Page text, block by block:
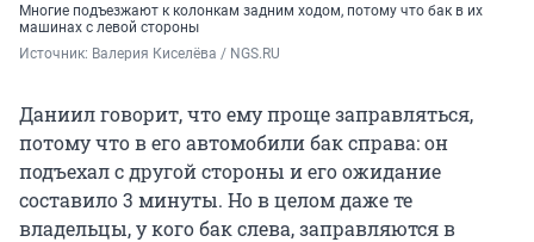
Многие подъезжают к колонкам задним ходом, потому что бак в их
машинах с левой стороны
Источник: Валерия Киселёва / NGS.RU
Даниил говорит, что ему проще заправляться,
потому что в его автомобили бак справа: он
подъехал с другой стороны и его ожидание
составило 3 минуты. Но в целом даже те
владельцы, у кого бак слева, заправляются в